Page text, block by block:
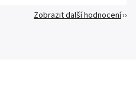
Zobrazit další hodnocení